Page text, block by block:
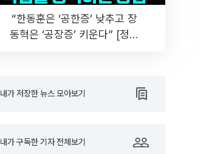
“한동훈은 ‘공한증’ 낮추고 장
동혁은 ‘공장증’ 키운다” [정치
내가 저장한 뉴스 모아보기
내가 구독한 기자 전체보기